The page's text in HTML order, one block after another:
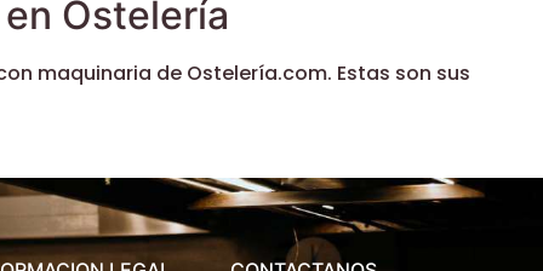
Ostelería
maquinaria de Ostelería.com. Estas son sus